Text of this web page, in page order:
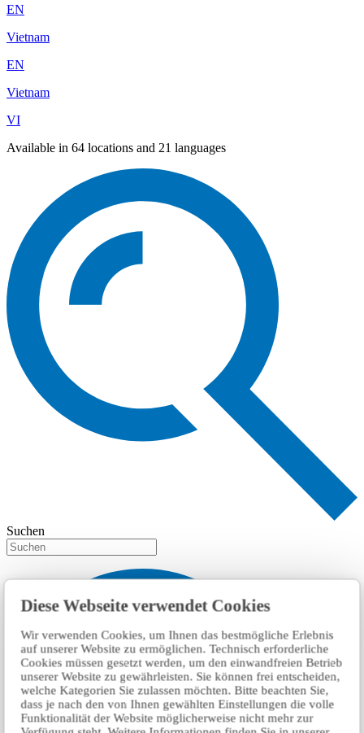
Diese Webseite verwendet Cookies
Wir verwenden Cookies, um Ihnen das bestmögliche Erlebnis
auf unserer Website zu ermöglichen. Technisch erforderliche
Cookies müssen gesetzt werden, um den einwandfreien Betrieb
unserer Website zu gewährleisten. Sie können frei entscheiden,
welche Kategorien Sie zulassen möchten. Bitte beachten Sie,
dass je nach den von Ihnen gewählten Einstellungen die volle
Funktionalität der Website möglicherweise nicht mehr zur
EN
Vietnam
EN
Vietnam
VI
Available in 64 locations and 21 languages
Suchen